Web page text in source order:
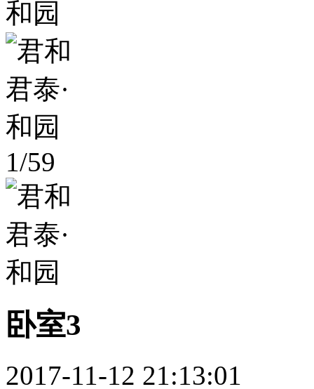
1/59
卧室3
2017-11-12 21:13:01